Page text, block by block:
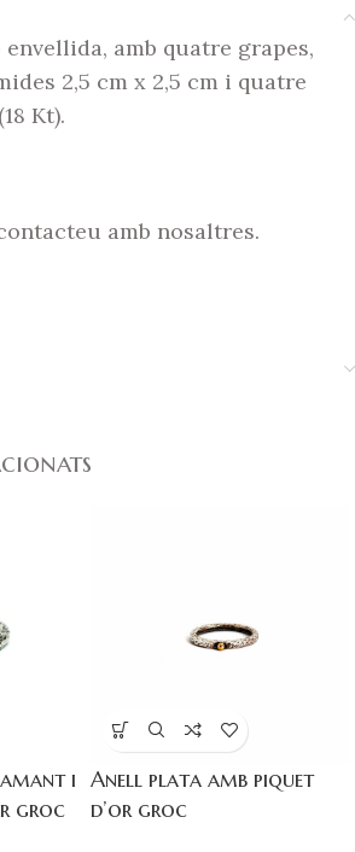
amb quatre grapes,
2,5 cm x 2,5 cm i quatre
Kt).
amb nosaltres.
i
groc
Anell plata amb piquet
d’or groc